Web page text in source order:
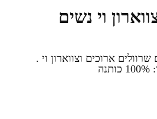
וי נשים
ארוכים וצווארון וי .